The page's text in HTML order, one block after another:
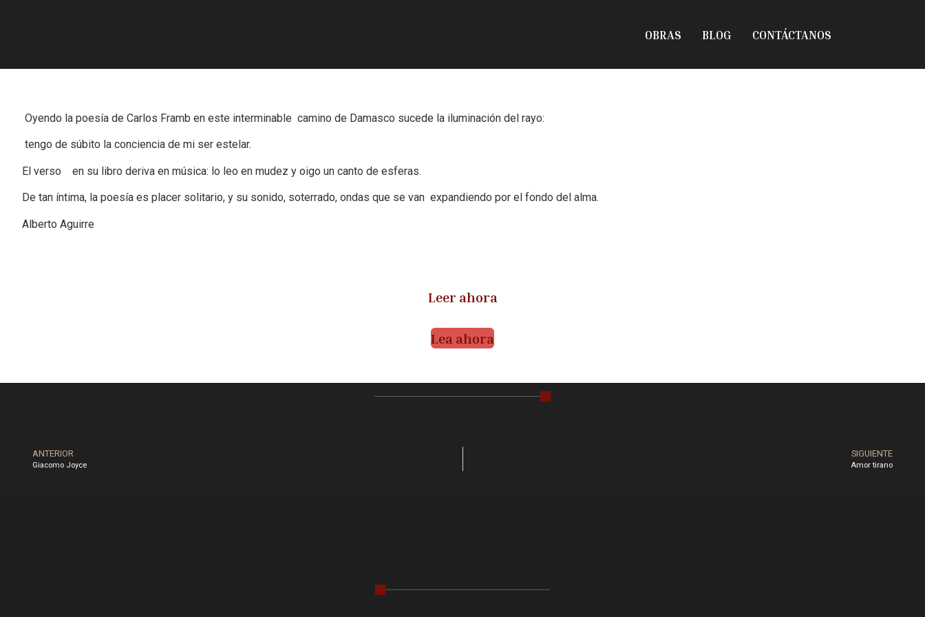
OBRAS BLOG CONTÁCTANOS
Oyendo la poesía de Carlos Framb en este interminable camino de Damasco sucede la iluminación del rayo:
tengo de súbito la conciencia de mi ser estelar.
El verso en su libro deriva en música: lo leo en mudez y oigo un canto de esferas.
De tan íntima, la poesía es placer solitario, y su sonido, soterrado, ondas que se van expandiendo por el fondo del alma.
Alberto Aguirre
Leer ahora
Lea ahora
ANTERIOR
Giacomo Joyce
SIGUIENTE
Amor tirano